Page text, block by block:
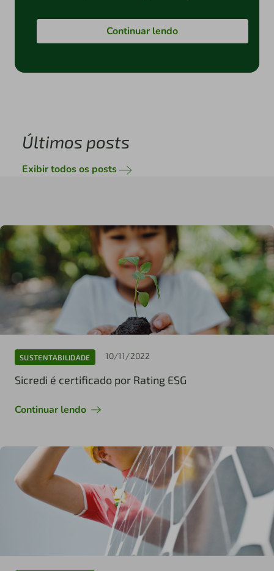
Continuar lendo
Últimos posts
Exibir todos os posts
SUSTENTABILIDADE 10/11/2022
Sicredi é certificado por Rating ESG
Continuar lendo